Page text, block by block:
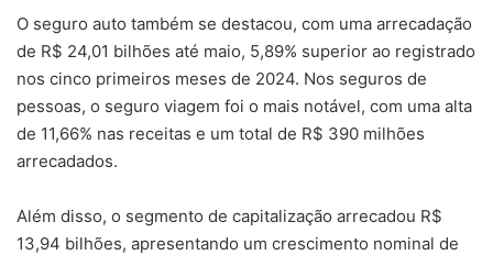
O seguro auto também se destacou, com uma arrecadação
de R$ 24,01 bilhões até maio, 5,89% superior ao registrado
nos cinco primeiros meses de 2024. Nos seguros de
pessoas, o seguro viagem foi o mais notável, com uma alta
de 11,66% nas receitas e um total de R$ 390 milhões
arrecadados.
Além disso, o segmento de capitalização arrecadou R$
13,94 bilhões, apresentando um crescimento nominal de